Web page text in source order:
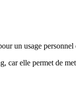
un usage
car elle permet de